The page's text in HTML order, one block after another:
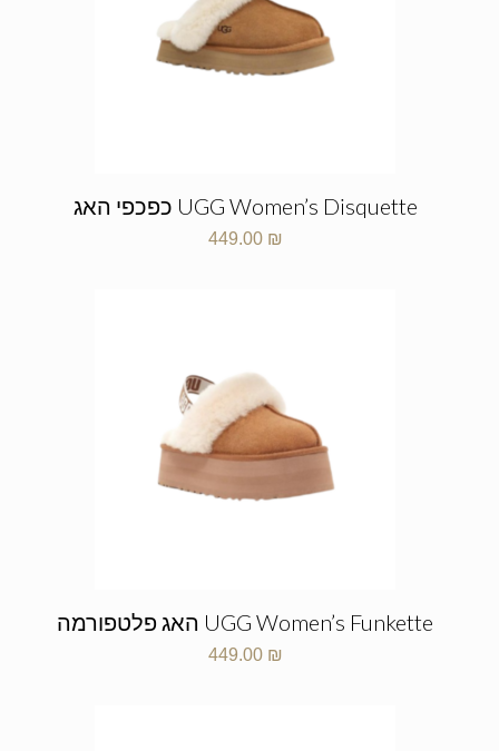
UGG Women’s Disquette כפכפי האג
449.00 ₪
UGG Women’s Funkette האג פלטפורמה
449.00 ₪